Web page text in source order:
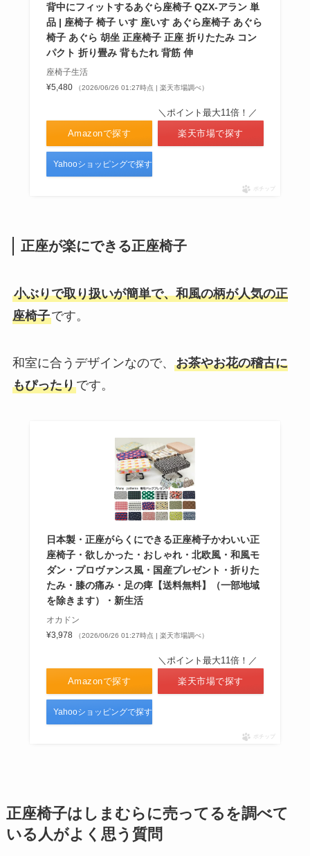
背中にフィットするあぐら座椅子 QZX-アラン 単
品 | 座椅子 椅子 いす 座いす あぐら座椅子 あぐら
椅子 あぐら 胡坐 正座椅子 正座 折りたたみ コン
パクト 折り畳み 背もたれ 背筋 伸
座椅子生活
¥5,480
（2026/06/26 01:27時点 | 楽天市場調べ）
Amazonで探す
＼ポイント最大11倍！／
楽天市場で探す
Yahooショッピングで探す
ポチップ
正座が楽にできる正座椅子
小ぶりで取り扱いが簡単で、和風の柄が人気の正
座椅子です。
和室に合うデザインなので、 お茶やお花の稽古に
もぴったりです。
日本製・正座がらくにできる正座椅子かわいい正
座椅子・欲しかった・おしゃれ・北欧風・和風モ
ダン・プロヴァンス風・国産プレゼント・折りた
たみ・膝の痛み・足の痺【送料無料】（一部地域
を除きます）・新生活
オカドン
¥3,978
（2026/06/26 01:27時点 | 楽天市場調べ）
Amazonで探す
＼ポイント最大11倍！／
楽天市場で探す
Yahooショッピングで探す
ポチップ
正座椅子はしまむらに売ってるを調べて
いる人がよく思う質問